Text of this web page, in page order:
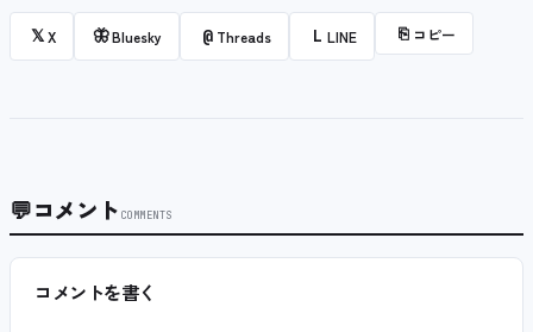
𝕏X 🦋Bluesky @ Threads L LINE ⎘ コピー
💬コメント COMMENTS
コメントを書く